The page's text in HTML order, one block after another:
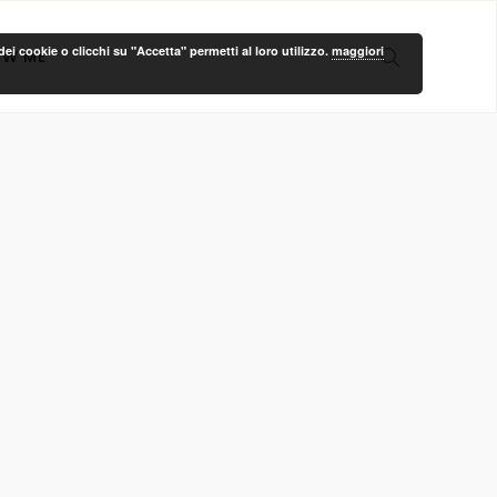
ME
cookie o clicchi su "Accetta" permetti al loro utilizzo. maggiori